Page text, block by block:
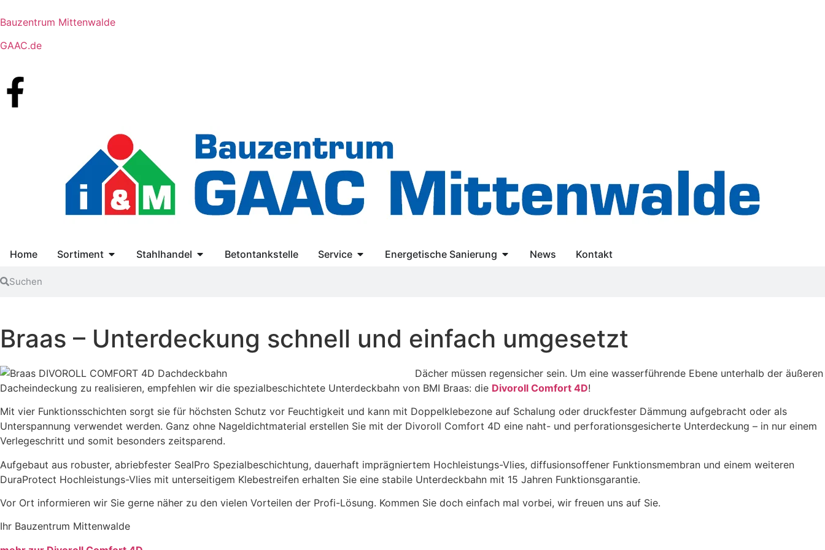
Bauzentrum Mittenwalde
GAAC.de
Home Sortiment Stahlhandel Betontankstelle Service Energetische Sanierung News Kontakt
Braas – Unterdeckung schnell und einfach umgesetzt
Dächer müssen regensicher sein. Um eine wasserführende Ebene unterhalb der äußeren
Dacheindeckung zu realisieren, empfehlen wir die spezialbeschichtete Unterdeckbahn von BMI Braas: die Divoroll Comfort 4D!
Mit vier Funktionsschichten sorgt sie für höchsten Schutz vor Feuchtigkeit und kann mit Doppelklebezone auf Schalung oder druckfester Dämmung aufgebracht oder als
Unterspannung verwendet werden. Ganz ohne Nageldichtmaterial erstellen Sie mit der Divoroll Comfort 4D eine naht- und perforationsgesicherte Unterdeckung – in nur einem
Verlegeschritt und somit besonders zeitsparend.
Aufgebaut aus robuster, abriebfester SealPro Spezialbeschichtung, dauerhaft imprägniertem Hochleistungs-Vlies, diffusionsoffener Funktionsmembran und einem weiteren
DuraProtect Hochleistungs-Vlies mit unterseitigem Klebestreifen erhalten Sie eine stabile Unterdeckbahn mit 15 Jahren Funktionsgarantie.
Vor Ort informieren wir Sie gerne näher zu den vielen Vorteilen der Profi-Lösung. Kommen Sie doch einfach mal vorbei, wir freuen uns auf Sie.
Ihr Bauzentrum Mittenwalde